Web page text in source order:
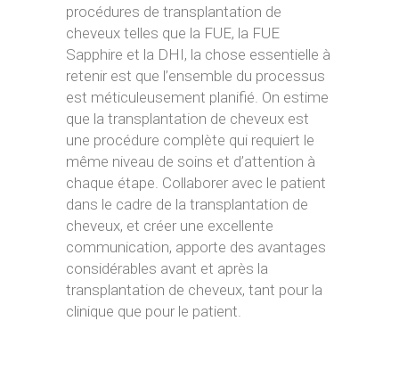
procédures de transplantation de
cheveux telles que la FUE, la FUE
Sapphire et la DHI, la chose essentielle à
retenir est que l’ensemble du processus
est méticuleusement planifié. On estime
que la transplantation de cheveux est
une procédure complète qui requiert le
même niveau de soins et d’attention à
chaque étape. Collaborer avec le patient
dans le cadre de la transplantation de
cheveux, et créer une excellente
communication, apporte des avantages
considérables avant et après la
transplantation de cheveux, tant pour la
clinique que pour le patient.